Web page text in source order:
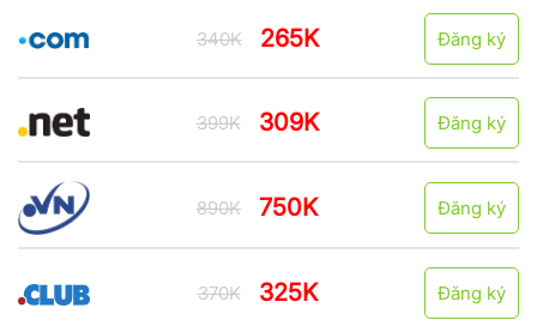
340K 265K Đăng ký
399K 309K Đăng ký
890K 750K Đăng ký
370K 325K Đăng ký